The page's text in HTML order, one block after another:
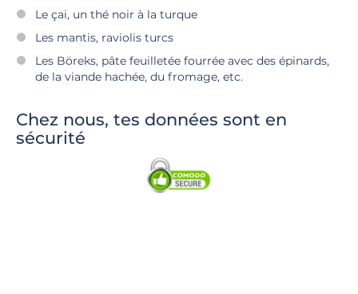
Le çai, un thé noir à la turque
Les mantis, raviolis turcs
Les Böreks, pâte feuilletée fourrée avec des épinards,
de la viande hachée, du fromage, etc.
Chez nous, tes données sont en
sécurité